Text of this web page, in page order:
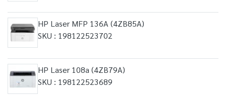
HP Laser MFP 136A (4ZB85A)
SKU : 198122523702
HP Laser 108a (4ZB79A)
SKU : 198122523689